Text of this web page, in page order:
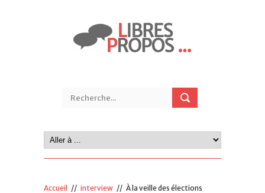
Accueil // interview // À la veille des élections